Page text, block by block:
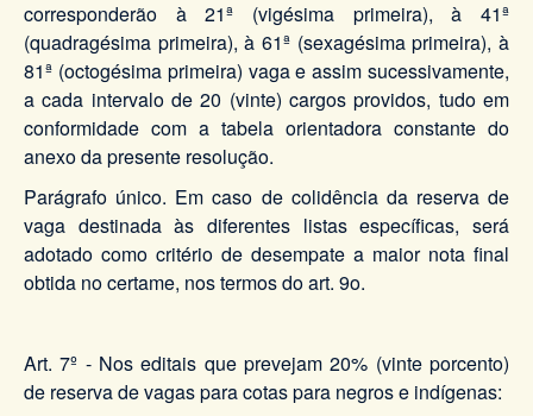
corresponderão à 21ª (vigésima primeira), à 41ª
(quadragésima primeira), à 61ª (sexagésima primeira), à
81ª (octogésima primeira) vaga e assim sucessivamente,
a cada intervalo de 20 (vinte) cargos providos, tudo em
conformidade com a tabela orientadora constante do
anexo da presente resolução.
Parágrafo único. Em caso de colidência da reserva de
vaga destinada às diferentes listas específicas, será
adotado como critério de desempate a maior nota final
obtida no certame, nos termos do art. 9o.
Art. 7º - Nos editais que prevejam 20% (vinte porcento)
de reserva de vagas para cotas para negros e indígenas: